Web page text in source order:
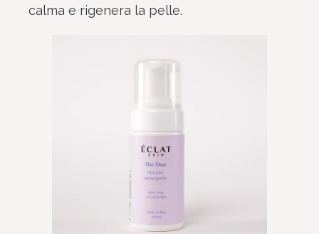
calma e rigenera la pelle.